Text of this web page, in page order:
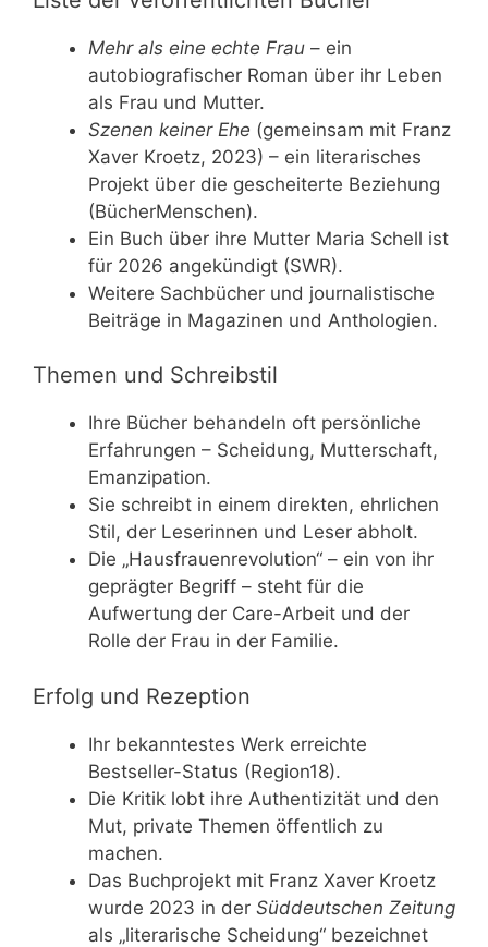
Mehr als eine echte Frau – ein
autobiografischer Roman über ihr Leben
als Frau und Mutter.
Szenen keiner Ehe (gemeinsam mit Franz
Xaver Kroetz, 2023) – ein literarisches
Projekt über die gescheiterte Beziehung
(BücherMenschen).
Ein Buch über ihre Mutter Maria Schell ist
für 2026 angekündigt (SWR).
Weitere Sachbücher und journalistische
Beiträge in Magazinen und Anthologien.
Themen und Schreibstil
Ihre Bücher behandeln oft persönliche
Erfahrungen – Scheidung, Mutterschaft,
Emanzipation.
Sie schreibt in einem direkten, ehrlichen
Stil, der Leserinnen und Leser abholt.
Die „Hausfrauenrevolution“ – ein von ihr
geprägter Begriff – steht für die
Aufwertung der Care-Arbeit und der
Rolle der Frau in der Familie.
Erfolg und Rezeption
Ihr bekanntestes Werk erreichte
Bestseller-Status (Region18).
Die Kritik lobt ihre Authentizität und den
Mut, private Themen öffentlich zu
machen.
Das Buchprojekt mit Franz Xaver Kroetz
wurde 2023 in der Süddeutschen Zeitung
als „literarische Scheidung“ bezeichnet